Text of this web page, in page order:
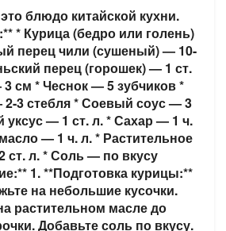
блюдо китайской кухни.
* Курица (бедро или голень)
перец чили (сушеный) — 10-
перец (горошек) — 1 ст.
см * Чеснок — 5 зубчиков *
3 стебля * Соевый соус — 3
уксус — 1 ст. л. * Сахар — 1 ч.
— 1 ч. л. * Растительное
ст. л. * Соль — по вкусу
1. **Подготовка курицы:**
на небольшие кусочки.
растительном масле до
Добавьте соль по вкусу.